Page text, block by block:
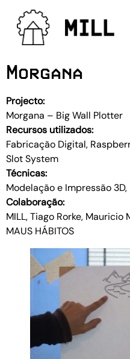
Morgana
Projecto:
Morgana – Big Wall Plotter
Recursos utilizados:
Fabricação Digital,
Slot System
Técnicas:
Modelação e Impressão
Colaboração:
MILL, Tiago Rorke,
MAUS HÁBITOS